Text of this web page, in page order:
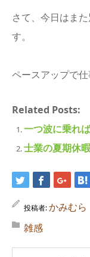
さて、今日はま
す。
ペースアップで
Related Posts:
一つ波に乗れ
士業の夏期休暇
投稿者:かみむら
雑感